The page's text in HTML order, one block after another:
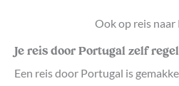
Ook op reis naar
Je reis door Portugal zelf
Een reis door Portugal is